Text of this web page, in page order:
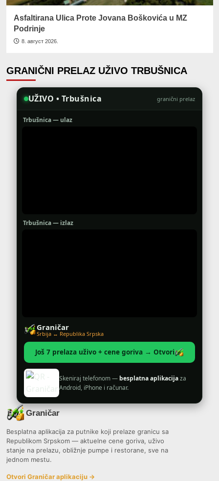
Asfaltirana Ulica Prote Jovana Boškovića u MZ
Podrinje
8. август 2026.
GRANIČNI PRELAZ UŽIVO TRBUŠNICA
UŽIVO • Trbušnica granični prelaz
Trbušnica — ulaz
Trbušnica — izlaz
Graničar
Srbija ↔ Republika Srpska
Još 7 prelaza uživo + cene goriva → Otvori
Skeniraj telefonom — besplatna aplikacijaza
Android, iPhone i računar.
Graničar
Besplatna aplikacija za putnike koji prelaze granicu sa
Republikom Srpskom — aktuelne cene goriva, uživo
stanje na prelazu, obližnje pumpe i restorane, sve na
jednom mestu.
Otvori Graničar aplikaciju →